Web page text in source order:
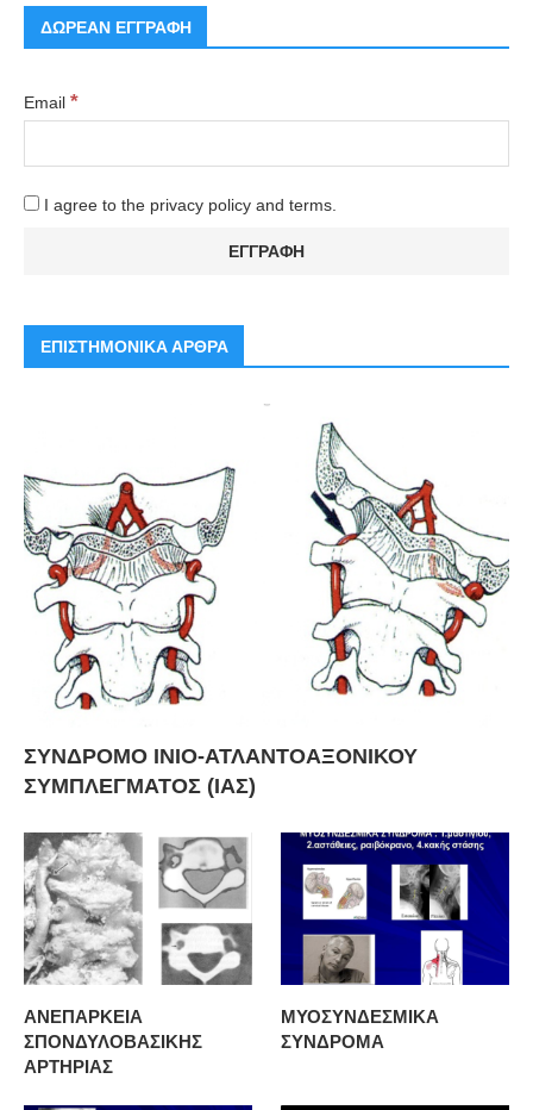
ΔΩΡΕΑΝ ΕΓΓΡΑΦΗ
Email *
I agree to the privacy policy and terms.
ΕΠΙΣΤΗΜΟΝΙΚΑ ΑΡΘΡΑ
ΣΥΝΔΡΟΜΟ ΙΝΙΟ-ΑΤΛΑΝΤΟΑΞΟΝΙΚΟΥ
ΣΥΜΠΛΕΓΜΑΤΟΣ (ΙΑΣ)
ΑΝΕΠΑΡΚΕΙΑ
ΣΠΟΝΔΥΛΟΒΑΣΙΚΗΣ
ΑΡΤΗΡΙΑΣ
ΜΥΟΣΥΝΔΕΣΜΙΚΑ
ΣΥΝΔΡΟΜΑ